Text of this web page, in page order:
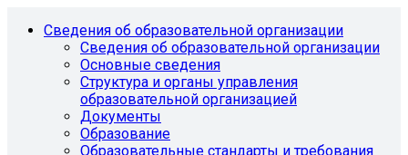
Сведения об образовательной организации
Сведения об образовательной организации
Основные сведения
Структура и органы управления
образовательной организацией
Документы
Образование
Образовательные стандарты и требования